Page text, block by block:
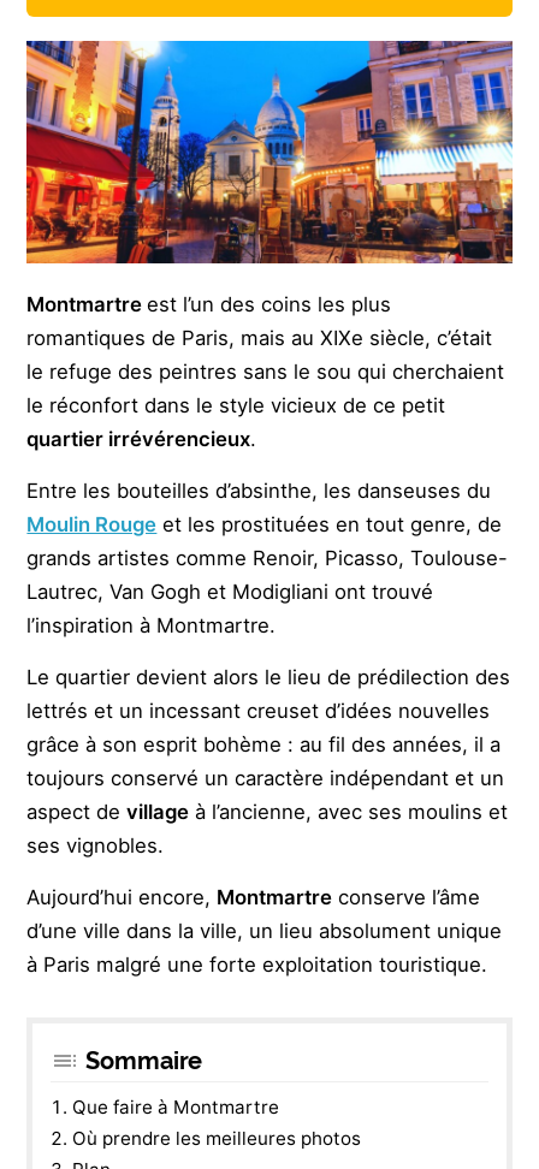
Montmartreest l’un des coins les plus
romantiques de Paris, mais au XIXe siècle, c’était
le refuge des peintres sans le sou qui cherchaient
le réconfort dans le style vicieux de ce petit
quartier irrévérencieux.
Entre les bouteilles d’absinthe, les danseuses du
Moulin Rouge et les prostituées en tout genre, de
grands artistes comme Renoir, Picasso, Toulouse-
Lautrec, Van Gogh et Modigliani ont trouvé
l’inspiration à Montmartre.
Le quartier devient alors le lieu de prédilection des
lettrés et un incessant creuset d’idées nouvelles
grâce à son esprit bohème : au fil des années, il a
toujours conservé un caractère indépendant et un
aspect devillage à l’ancienne, avec ses moulins et
ses vignobles.
Aujourd’hui encore, Montmartre conserve l’âme
d’une ville dans la ville, un lieu absolument unique
à Paris malgré une forte exploitation touristique.
Sommaire
Que faire à Montmartre
Où prendre les meilleures photos